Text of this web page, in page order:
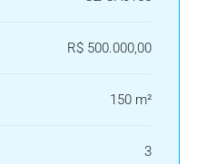
R$ 500.000,00
150 m²
3